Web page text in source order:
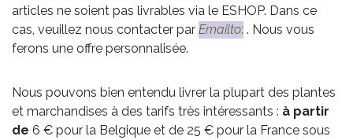
articles ne soient pas livrables via le ESHOP. Dans ce
cas, veuillez nous contacter par Emailto: . Nous vous
ferons une offre personnalisée.
Nous pouvons bien entendu livrer la plupart des plantes
et marchandises à des tarifs très intéressants : à partir
de 6 € pour la Belgique et de 25 € pour la France sous